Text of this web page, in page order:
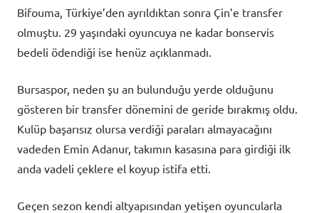
Bifouma, Türkiye’den ayrıldıktan sonra Çin’e transfer
olmuştu. 29 yaşındaki oyuncuya ne kadar bonservis
bedeli ödendiği ise henüz açıklanmadı.
Bursaspor, neden şu an bulunduğu yerde olduğunu
gösteren bir transfer dönemini de geride bırakmış oldu.
Kulüp başarısız olursa verdiği paraları almayacağını
vadeden Emin Adanur, takımın kasasına para girdiği ilk
anda vadeli çeklere el koyup istifa etti.
Geçen sezon kendi altyapısından yetişen oyuncularla